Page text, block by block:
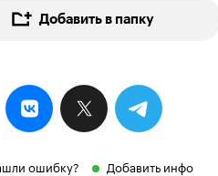
Добавить в папку
ошибку? Добавить инфо